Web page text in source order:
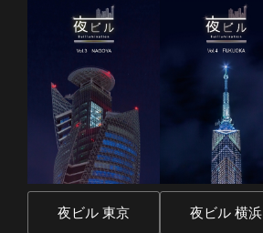
夜ビル 東京 夜ビル 横浜